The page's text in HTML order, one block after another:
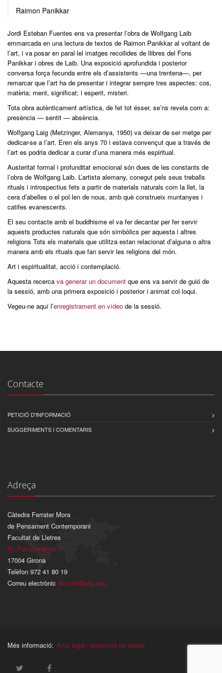
Raimon Panikkar
Jordi Esteban Fuentes ens va presentar l’obra de Wolfgang Laib
emmarcada en una lectura de textos de Raimon Panikkar al voltant de
l’art, i va posar en paral·lel imatges recollides de llibres del Fons
Panikkar i obres de Laib. Una exposició aprofundida i posterior
conversa força fecunda entre els d’assistents —una trentena—, per
remarcar que l’art ha de presentar i integrar sempre tres aspectes: cos,
matèria; ment, significat; i esperit, misteri.
Tota obra autènticament artística, de fet tot ésser, se’ns revela com a:
presència — sentit — absència.
Wolfgang Laig (Metzinger, Alemanya, 1950) va deixar de ser metge per
dedicar-se a l’art. Eren els anys 70 i estava convençut que a través de
l’art es podria dedicar a curar d’una manera més espiritual.
Austeritat formal i profunditat emocional són dues de les constants de
l’obra de Wolfgang Laib. L’artista alemany, conegut pels seus treballs
rituals i introspectius fets a partir de materials naturals com la llet, la
cera d’abelles o el pol·len de nous, amb què construeix muntanyes i
catifes evanescents.
El seu contacte amb el buddhisme el va fer decantar per fer servir
aquests productes naturals que són simbòlics per aquesta i altres
religions Tots els materials que utilitza estan relacionat d’alguna o altra
manera amb els rituals que fan servir les religions del món.
Art i espiritualitat, acció i contemplació.
Aquesta recerca va generar un document que ens va servir de guió de
la sessió, amb una primera exposició i posterior i animat col·loqui.
Vegeu-ne aquí l’enregistrament en vídeo de la sessió.
Contacte
PETICIÓ D'INFORMACIÓ
SUGGERIMENTS I COMENTARIS
Adreça
Càtedra Ferrater Mora
de Pensament Contemporani
Facultat de Lletres
Pl. Ferrater Mora, 1
17004 Girona
Telèfon 972 41 80 19
Correu electrònic dir.cfm@udg.edu
Més informació: Avís legal i protecció de dades